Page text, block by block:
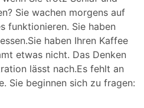
Sie wachen morgens auf
funktionieren. Sie haben
haben Ihren Kaffee
etwas nicht. Das Denken
lässt nach.Es fehlt an
Sie beginnen sich zu fragen: